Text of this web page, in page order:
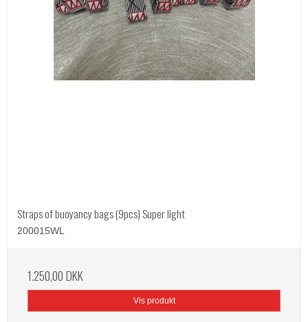
Straps of buoyancy bags (9pcs) Super light
200015WL
1.250,00 DKK
Vis produkt